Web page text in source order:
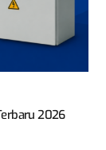
2026